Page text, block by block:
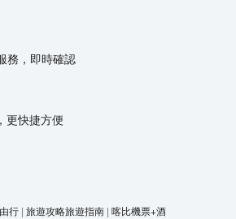
務，即時確認
更快捷方便
行 | 旅遊攻略旅遊指南 | 喀比機票+酒